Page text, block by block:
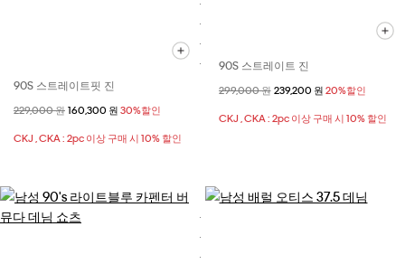
90S 스트레이트핏 진
할인 전 가격
229,000 원 할인된 가격
160,300 원 30%할인
CKJ , CKA : 2pc 이상 구매 시 10% 할인
90S 스트레이트 진
할인 전 가격
299,000 원할인된 가격
239,200 원 20%할인
CKJ , CKA : 2pc 이상 구매 시 10% 할인